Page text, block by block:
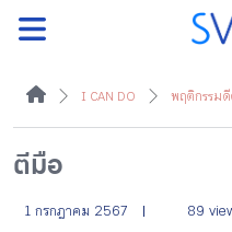
ค้นหา
หน้าแรกแคมเปญ
I CAN DO พฤติกรรม
ตีมือ
1 กรกฎาคม 2567 89